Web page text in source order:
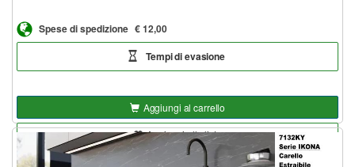
Spese di spedizione € 12,00
Tempi di evasione
Aggiungi al carrello
Aggiungi alla lista